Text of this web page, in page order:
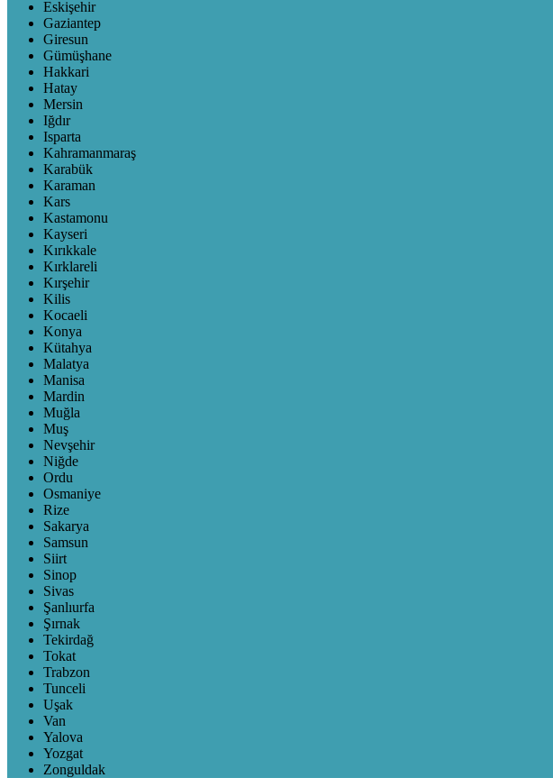
Eskişehir
Gaziantep
Giresun
Gümüşhane
Hakkari
Hatay
Mersin
Iğdır
Isparta
Kahramanmaraş
Karabük
Karaman
Kars
Kastamonu
Kayseri
Kırıkkale
Kırklareli
Kırşehir
Kilis
Kocaeli
Konya
Kütahya
Malatya
Manisa
Mardin
Muğla
Muş
Nevşehir
Niğde
Ordu
Osmaniye
Rize
Sakarya
Samsun
Siirt
Sinop
Sivas
Şanlıurfa
Şırnak
Tekirdağ
Tokat
Trabzon
Tunceli
Uşak
Van
Yalova
Yozgat
Zonguldak